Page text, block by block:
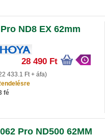
ND8 EX 62mm
28 490 Ft
433.1 Ft + áfa)
fé
Pro ND500 62MM